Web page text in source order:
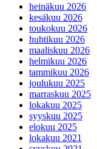
heinäkuu 2026
kesäkuu 2026
toukokuu 2026
huhtikuu 2026
maaliskuu 2026
helmikuu 2026
tammikuu 2026
joulukuu 2025
marraskuu 2025
lokakuu 2025
syyskuu 2025
elokuu 2025
lokakuu 2021